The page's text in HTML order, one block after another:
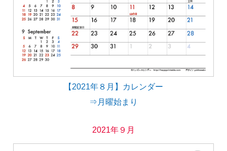
【2021年８月】カレンダー
⇒月曜始まり
2021年９月